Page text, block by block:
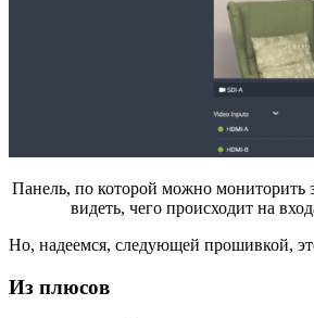
Панель, по которой можно мониторить
видеть, чего происходит на
Но, надеемся, следующей прошивкой,
Из плюсов